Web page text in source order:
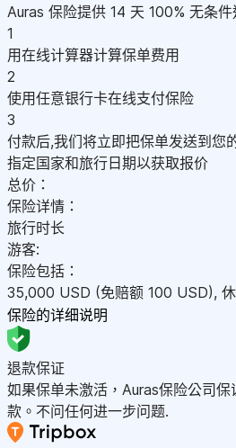
Auras 保险提供 14 天 100% 无条件
1
用在线计算器计算保单费用
2
使用任意银行卡在线支付保险
3
付款后,我们将立即把保单发送到您
指定国家和旅行日期以获取报价
总价：
保险详情：
旅行时长
游客:
保险包括：
35,000 USD (免赔额 100 USD),
保险的详细说明
退款保证
如果保单未激活，Auras保险公司
款。不问任何进一步问题.